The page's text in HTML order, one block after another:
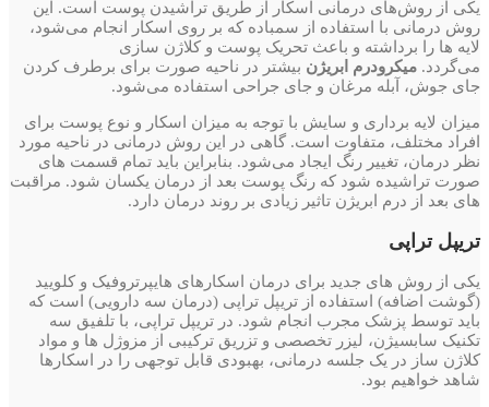
یکی از روش‌های درمانی اسکار از طریق تراشیدن پوست است. این
روش درمانی با استفاده از سمباده که بر روی اسکار انجام می‌شود،
لایه ها را برداشته و باعث تحریک پوست و کلاژن سازی
می‌گردد. میکرودرم ابریژن بیشتر در ناحیه صورت برای برطرف کردن
جای جوش، آبله مرغان و جای جراحی استفاده می‌شود.
میزان لایه برداری و سایش با توجه به میزان اسکار و نوع پوست برای
افراد مختلف، متفاوت است. گاهی در این روش درمانی در ناحیه مورد
نظر درمان، تغییر رنگ ایجاد می‌شود. بنابراین باید تمام قسمت های
صورت تراشیده شود که رنگ پوست بعد از درمان یکسان شود. مراقبت
های بعد از درم ابریژن تاثیر زیادی بر روند درمان دارد.
تریپل تراپی
یکی از روش های جدید برای درمان اسکارهای هایپرتروفیک و کلویید
(گوشت اضافه) استفاده از تریپل تراپی (درمان سه دارویی) است که
باید توسط پزشک مجرب انجام شود. در تریپل تراپی، با تلفیق سه
تکنیک سابسیژن، لیزر تخصصی و تزریق ترکیبی از مزوژل ها و مواد
کلاژن ساز در یک جلسه درمانی، بهبودی قابل توجهی را در اسکارها
شاهد خواهیم بود.